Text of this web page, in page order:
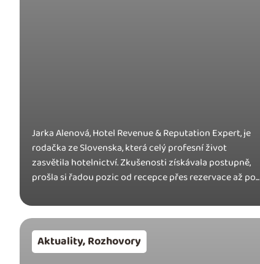
Jarka Alenová, Hotel Revenue & Reputation Expert, je
rodačka ze Slovenska, která celý profesní život
zasvětila hotelnictví. Zkušenosti získávala postupně,
prošla si řadou pozic od recepce přes rezervace až po...
Aktuality,Rozhovory